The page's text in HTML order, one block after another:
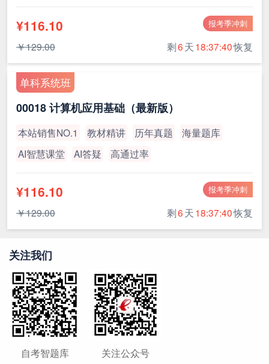
报考季冲刺
¥116.10
￥129.00 剩6天18:37:39恢复
单科系统班
00018 计算机应用基础（最新版）
本站销售NO.1 教材精讲 历年真题
海量题库
AI智慧课堂
AI答疑 高通过率
报考季冲刺
¥116.10
￥129.00 剩6天18:37:39恢复
关注我们
自考智题库 关注公众号